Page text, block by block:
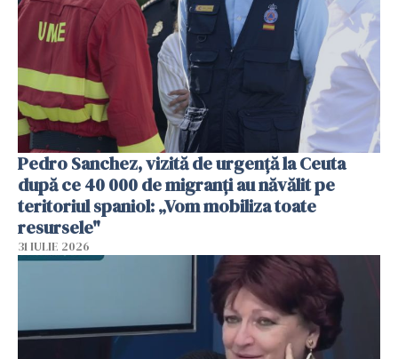
Pedro Sanchez, vizită de urgență la Ceuta
după ce 40 000 de migranți au năvălit pe
teritoriul spaniol: „Vom mobiliza toate
resursele"
31 IULIE 2026